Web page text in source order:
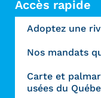
Accès rapide
Adoptez une
Nos mandats
Carte et
usées du